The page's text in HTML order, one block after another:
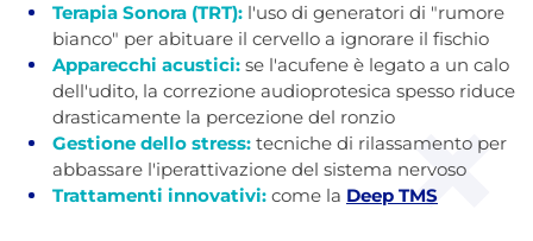
Terapia Sonora (TRT): l'uso di generatori di "rumore
bianco" per abituare il cervello a ignorare il fischio
Apparecchi acustici: se l'acufene è legato a un calo
dell'udito, la correzione audioprotesica spesso riduce
drasticamente la percezione del ronzio
Gestione dello stress: tecniche di rilassamento per
abbassare l'iperattivazione del sistema nervoso
Trattamenti innovativi: come la Deep TMS